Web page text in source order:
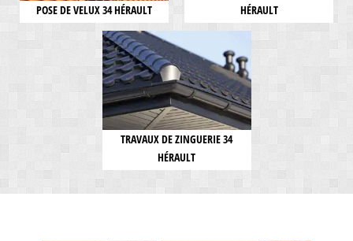
POSE DE VELUX 34 HÉRAULT
HÉRAULT
TRAVAUX DE ZINGUERIE 34
HÉRAULT